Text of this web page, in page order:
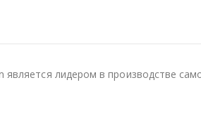
лидером в производстве